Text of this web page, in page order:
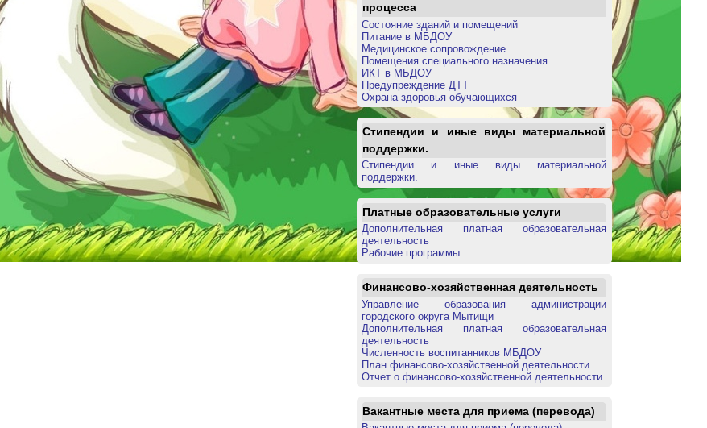
процесса
Состояние зданий и помещений
Питание в МБДОУ
Медицинское сопровождение
Помещения специального назначения
ИКТ в МБДОУ
Предупреждение ДТТ
Охрана здоровья обучающихся
Стипендии и иные виды материальной
поддержки.
Стипендии и иные виды материальной
поддержки.
Платные образовательные услуги
Дополнительная платная образовательная
деятельность
Рабочие программы
Финансово-хозяйственная деятельность
Управление образования администрации
городского округа Мытищи
Дополнительная платная образовательная
деятельность
Численность воспитанников МБДОУ
План финансово-хозяйственной деятельности
Отчет о финансово-хозяйственной деятельности
Вакантные места для приема (перевода)